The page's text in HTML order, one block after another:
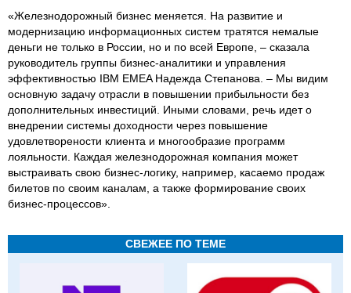
«Железнодорожный бизнес меняется. На развитие и
модернизацию информационных систем тратятся немалые
деньги не только в России, но и по всей Европе, – сказала
руководитель группы бизнес-аналитики и управления
эффективностью IBM EMEA Надежда Степанова. – Мы видим
основную задачу отрасли в повышении прибыльности без
дополнительных инвестиций. Иными словами, речь идет о
внедрении системы доходности через повышение
удовлетворености клиента и многообразие программ
лояльности. Каждая железнодорожная компания может
выстраивать свою бизнес-логику, например, касаемо продаж
билетов по своим каналам, а также формирование своих
бизнес-процессов».
СВЕЖЕЕ ПО ТЕМЕ